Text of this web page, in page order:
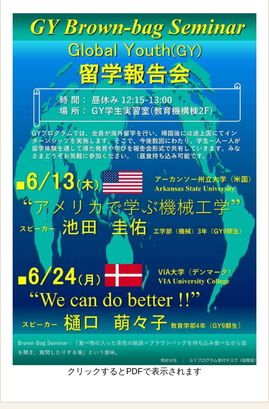
クリックするとPDFで表示されます